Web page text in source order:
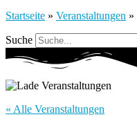
Startseite » Veranstaltungen »
Suche
« Alle Veranstaltungen